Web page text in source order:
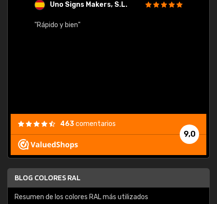
Uno Signs Makers, S.L.
"Rápido y bien"
9,0
463comentarios
BLOG COLORES RAL
Resumen de los colores RAL más utilizados